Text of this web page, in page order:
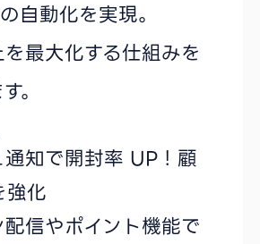
自動化を実現。
最大化する仕組みを
。
通知で開封率 UP！顧
強化
信やポイント機能で